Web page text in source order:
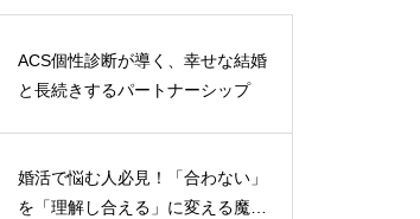
ACS個性診断が導く、幸せな結婚
と長続きするパートナーシップ
婚活で悩む人必見！「合わない」
を「理解し合える」に変える魔法